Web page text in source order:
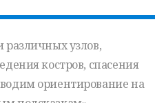
различных узлов,
костров, спасения
ориентирование на